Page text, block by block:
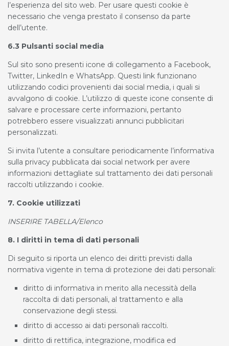
l’esperienza del sito web. Per usare questi cookie è
necessario che venga prestato il consenso da parte
dell’utente.
6.3 Pulsanti social media
Sul sito sono presenti icone di collegamento a Facebook,
Twitter, LinkedIn e WhatsApp. Questi link funzionano
utilizzando codici provenienti dai social media, i quali si
avvalgono di cookie. L’utilizzo di queste icone consente di
salvare e processare certe informazioni, pertanto
potrebbero essere visualizzati annunci pubblicitari
personalizzati.
Si invita l’utente a consultare periodicamente l’informativa
sulla privacy pubblicata dai social network per avere
informazioni dettagliate sul trattamento dei dati personali
raccolti utilizzando i cookie.
7. Cookie utilizzati
INSERIRE TABELLA/Elenco
8. I diritti in tema di dati personali
Di seguito si riporta un elenco dei diritti previsti dalla
normativa vigente in tema di protezione dei dati personali:
diritto di informativa in merito alla necessità della
raccolta di dati personali, al trattamento e alla
conservazione degli stessi.
diritto di accesso ai dati personali raccolti.
diritto di rettifica, integrazione, modifica ed